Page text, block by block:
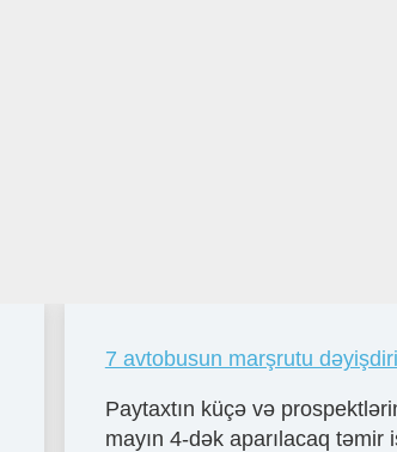
7 avtobusun marşrutu
Paytaxtın küçə və
mayın 4-dək aparılacaq təmir